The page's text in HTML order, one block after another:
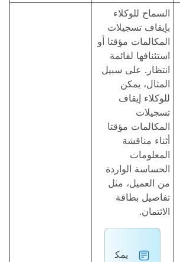
السماح للوكلاء
بإيقاف تسجيلات
المكالمات مؤقتا أو
استئنافها لقائمة
انتظار. على سبيل
المثال، يمكن
للوكلاء إيقاف
تسجيلات
المكالمات مؤقتا
أثناء مناقشة
المعلومات
الحساسة الواردة
من العميل، مثل
تفاصيل بطاقة
الائتمان.
يمك